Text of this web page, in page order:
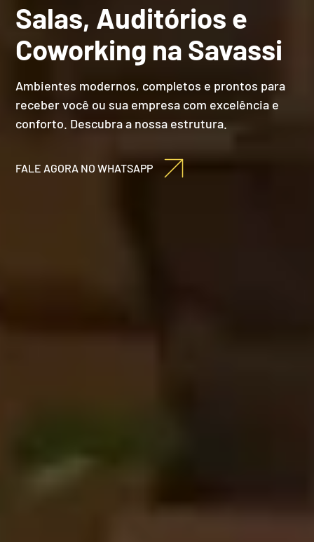
SOLUÇÕES
SALAS
PLANOS
Salas, Auditórios e
Coworking na Savassi
Ambientes modernos, completos e prontos para
receber você ou sua empresa com excelência e
conforto. Descubra a nossa estrutura.
FALE AGORA NO WHATSAPP